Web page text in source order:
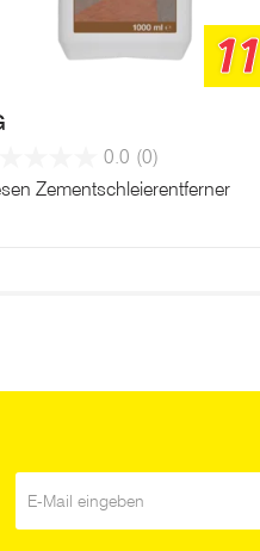
11
0.0 (0)
Zementschleierentferner